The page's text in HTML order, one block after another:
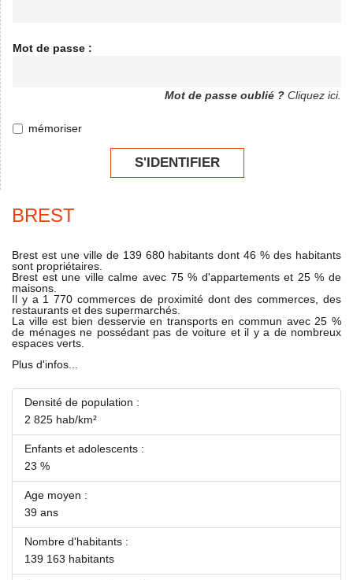
Mot de passe :
Mot de passe oublié ? Cliquez ici.
mémoriser
S'IDENTIFIER
BREST
Brest est une ville de 139 680 habitants dont 46 % des habitants
sont propriétaires.
Brest est une ville calme avec 75 % d'appartements et 25 % de
maisons.
Il y a 1 770 commerces de proximité dont des commerces, des
restaurants et des supermarchés.
La ville est bien desservie en transports en commun avec 25 %
de ménages ne possédant pas de voiture et il y a de nombreux
espaces verts.
Plus d'infos...
Densité de population :
2 825 hab/km²
Enfants et adolescents :
23 %
Age moyen :
39 ans
Nombre d'habitants :
139 163 habitants